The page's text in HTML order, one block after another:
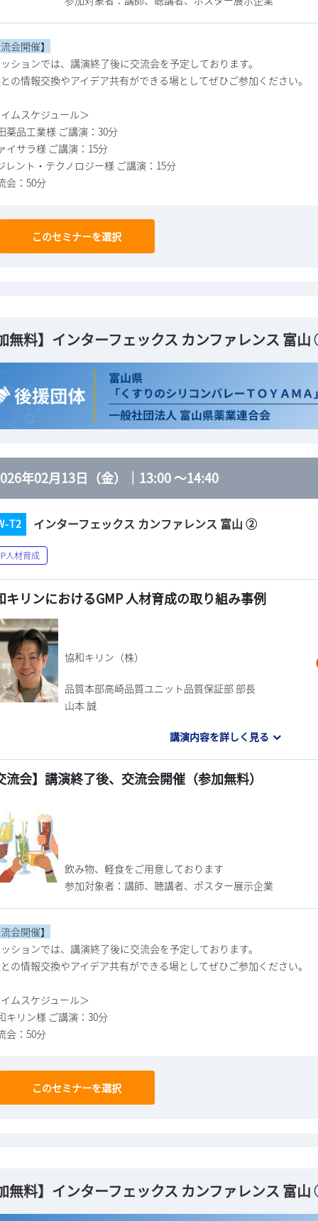
会開催】
ションでは、講演終了後に交流会を予定しております。
の情報交換やアイデア共有ができる場としてぜひご参加ください。
ムスケジュール＞
薬品工業様 ご講演：30分
イサラ様 ご講演：15分
レント・テクノロジー様 ご講演：15分
会：50分
このセミナーを選択
無料】インターフェックス カンファレンス 富
年02月13日（金） ｜ 13:00 ～14:40
T2 インターフェックス カンファレンス 富山 ②
人材育成
キリンにおけるGMP 人材育成の取り組み事例
協和キリン（株）
品質本部高崎品質ユニット品質保証部 部長
山本 誠
講演内容を詳しく見る
流会】講演終了後、交流会開催（参加無料）
飲み物、軽食をご用意しております
参加対象者：講師、聴講者、ポスター展示企業
会開催】
ションでは、講演終了後に交流会を予定しております。
の情報交換やアイデア共有ができる場としてぜひご参加ください。
ムスケジュール＞
キリン様 ご講演：30分
会：50分
このセミナーを選択
無料】インターフェックス カンファレンス 富